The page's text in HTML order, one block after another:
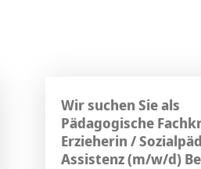
Wir suchen Sie als
Pädagogische
Erzieherin /
Assistenz (m/w/d)